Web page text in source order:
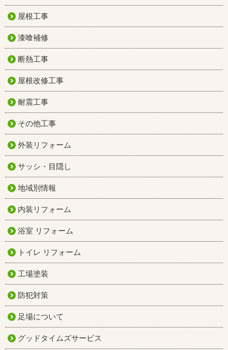
屋根工事
漆喰補修
断熱工事
屋根改修工事
耐震工事
その他工事
外装リフォーム
サッシ・目隠し
地域別情報
内装リフォーム
浴室 リフォーム
トイレ リフォーム
工場塗装
防犯対策
足場について
グッドタイムズサービス